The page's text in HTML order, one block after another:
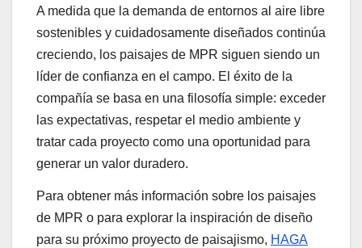
A medida que la demanda de entornos al aire libre
sostenibles y cuidadosamente diseñados continúa
creciendo, los paisajes de MPR siguen siendo un
líder de confianza en el campo. El éxito de la
compañía se basa en una filosofía simple: exceder
las expectativas, respetar el medio ambiente y
tratar cada proyecto como una oportunidad para
generar un valor duradero.
Para obtener más información sobre los paisajes
de MPR o para explorar la inspiración de diseño
para su próximo proyecto de paisajismo, HAGA